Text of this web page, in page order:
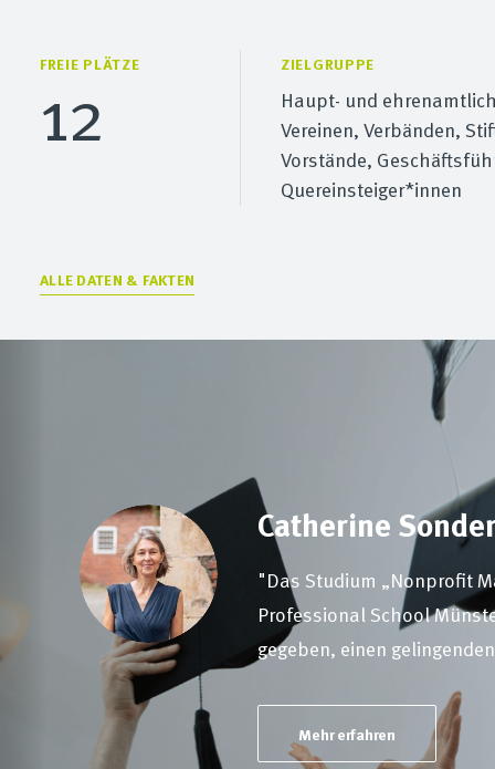
FREIE PLÄTZE
12 ZIELGRUPPE
Haupt- und
Vereinen, Verbänden,
Vorstände,
Quereinsteiger*innen
ALLE DATEN & FAKTEN
Catherine
"Das Studium „Nonprofit
Professional School
gegeben, einen
Mehr erfahren